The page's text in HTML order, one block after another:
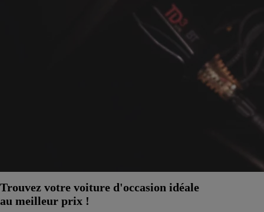
Trouvez votre voiture d'occasion idéale
au meilleur prix !